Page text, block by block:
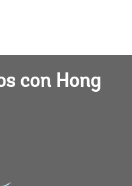
con Hong